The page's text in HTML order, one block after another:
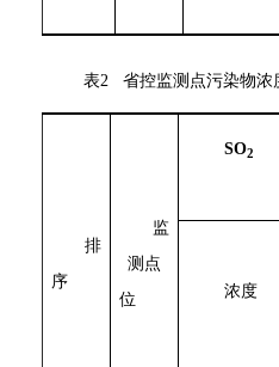
表2 省控监测点污染物浓
排
序
监
测点
位
SO2
浓度